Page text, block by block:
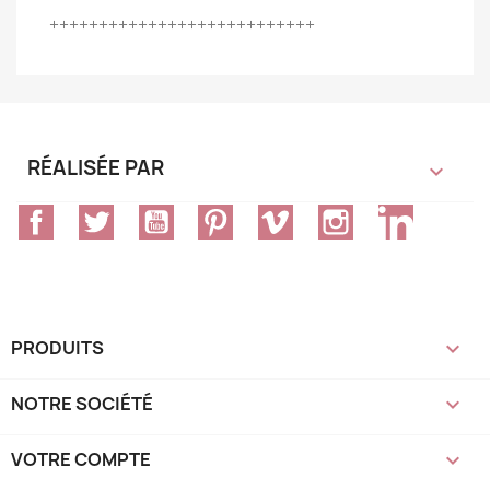
+++++++++++++++++++++++++++
RÉALISÉE PAR 
FacebookTwitter YouTube PinterestVimeo InstagramLinkedIn
PRODUITS 
NOTRE SOCIÉTÉ 
VOTRE COMPTE 